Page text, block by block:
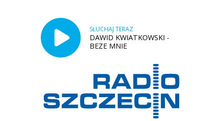
SŁUCHAJ TERAZ
DAWID KWIATKOWSKI -
BEZE MNIE